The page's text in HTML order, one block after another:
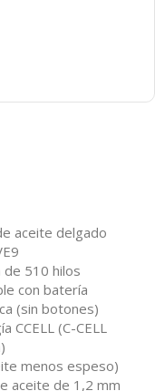
aceite delgado
de 510 hilos
con batería
(sin botones)
CCELL (C-CELL
menos espeso)
aceite de 1,2 mm